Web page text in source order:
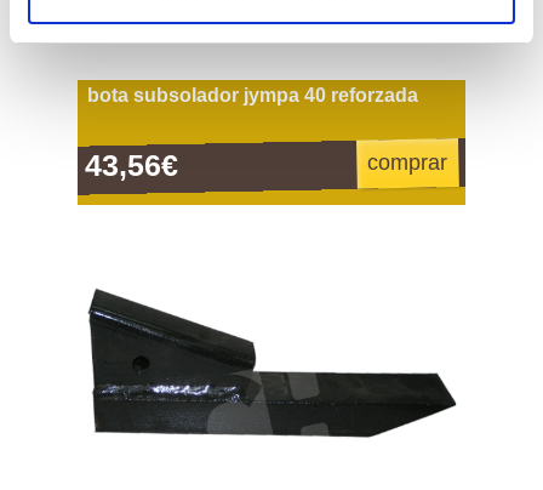
bota subsolador jympa 40 reforzada
43,56€ comprar